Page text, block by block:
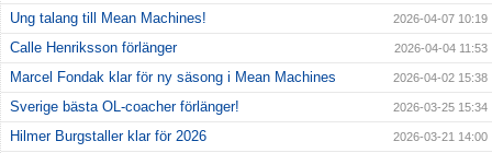
Ung talang till Mean Machines! 2026-04-07 10:19
Calle Henriksson förlänger 2026-04-04 11:53
Marcel Fondak klar för ny säsong i Mean Machines 2026-04-02 15:38
Sverige bästa OL-coacher förlänger! 2026-03-25 15:34
Hilmer Burgstaller klar för 2026 2026-03-21 14:00